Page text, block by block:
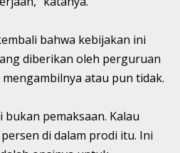
bahwa kebijakan ini
diberikan oleh perguruan
atau pun tidak.
pemaksaan. Kalau
di dalam prodi itu. Ini